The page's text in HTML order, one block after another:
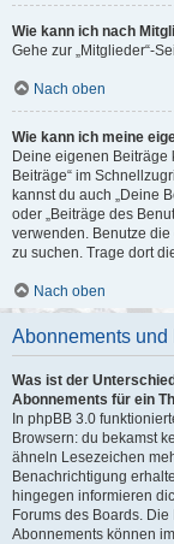
Wie kann ich nach
Gehe zur „Mitglieder“-
Nach oben
Wie kann ich meine
Deine eigenen Beiträge
Beiträge“ im
kannst du auch „Deine
oder „Beiträge des
verwenden. Benutze
zu suchen. Trage dort
Nach oben
Abonnements und
Was ist der
Abonnements für ein
In phpBB 3.0
Browsern: du bekamst
ähneln Lesezeichen
Benachrichtigung
hingegen informieren
Forums des Boards.
Abonnements können